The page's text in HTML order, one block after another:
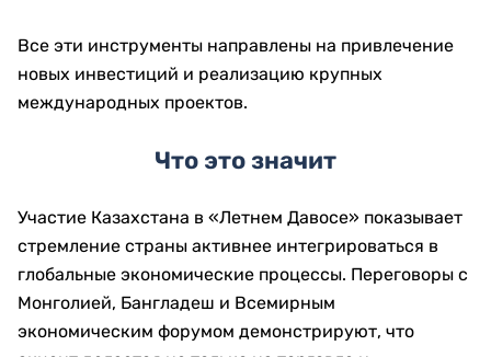
Все эти инструменты направлены на привлечение
новых инвестиций и реализацию крупных
международных проектов.
Что это значит
Участие Казахстана в «Летнем Давосе» показывает
стремление страны активнее интегрироваться в
глобальные экономические процессы. Переговоры с
Монголией, Бангладеш и Всемирным
экономическим форумом демонстрируют, что